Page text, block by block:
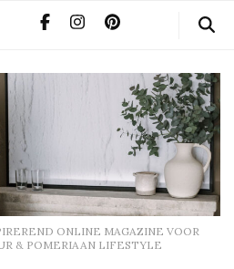
ONLINE MAGAZINE VOOR
& POMERIAAN LIFESTYLE